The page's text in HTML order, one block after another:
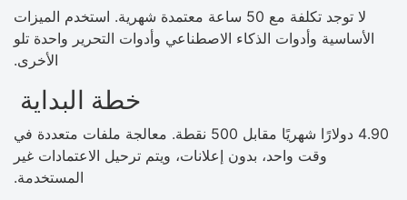
لا توجد تكلفة مع 50 ساعة معتمدة شهرية. استخدم الميزات
الأساسية وأدوات الذكاء الاصطناعي وأدوات التحرير واحدة تلو
الأخرى.
خطة البداية
4.90 دولارًا شهريًا مقابل 500 نقطة. معالجة ملفات متعددة في
وقت واحد، بدون إعلانات، ويتم ترحيل الاعتمادات غير
المستخدمة.